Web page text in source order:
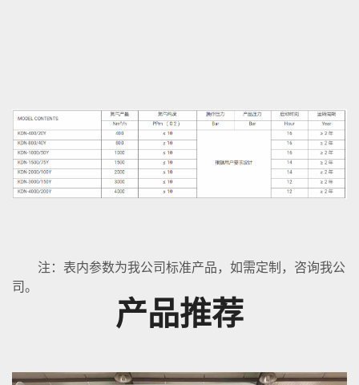
注：表内参数为我公司标准产品，如需定制，咨询我公
司。
产品推荐